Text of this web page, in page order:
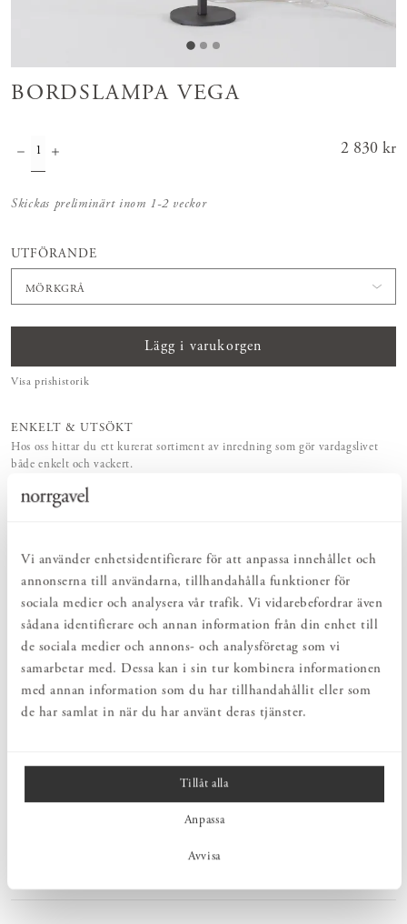
Vi använder enhetsidentifierare för att anpassa innehållet och
annonserna till användarna, tillhandahålla funktioner för
sociala medier och analysera vår trafik. Vi vidarebefordrar även
sådana identifierare och annan information från din enhet till
de sociala medier och annons- och analysföretag som vi
samarbetar med. Dessa kan i sin tur kombinera informationen
med annan information som du har tillhandahållit eller som
de har samlat in när du har använt deras tjänster.
Tillåt alla
Anpassa
Avvisa
BORDSLAMPA VEGA
Pris:
2 830 kr
Skickas preliminärt inom 1-2 veckor
UTFÖRANDE
MÖRKGRÅ
Lägg i varukorgen
Visa prishistorik
ENKELT & UTSÖKT
Hos oss hittar du ett kurerat sortiment av inredning som gör vardagslivet
både enkelt och vackert.
Bruksföremål och inredningsdetaljer som genomgående är tillverkade av
Inredningsdetaljer som kompletterar möblerna och skapar en harmonisk
helhetsupplevelse.
PRODUKTBESKRIVNING
Vega 121-1613 är Zlamp
s första lampserie. En avskalad och stilren
tack vare sitt höj- och sänkbart stativ. Det var genom ett privat
lampköp av Norrgavels grundare Nirvan Richter som samarbetet